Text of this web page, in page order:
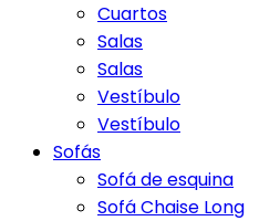
Cuartos
Salas
Salas
Vestíbulo
Vestíbulo
Sofás
Sofá de esquina
Sofá Chaise Long